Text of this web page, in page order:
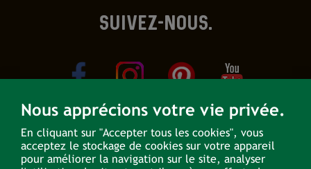
SUIVEZ-NOUS.
NOUS CONTACTER
Nous apprécions votre vie privée.
En cliquant sur "Accepter tous les cookies", vous
acceptez le stockage de cookies sur votre appareil
pour améliorer la navigation sur le site, analyser